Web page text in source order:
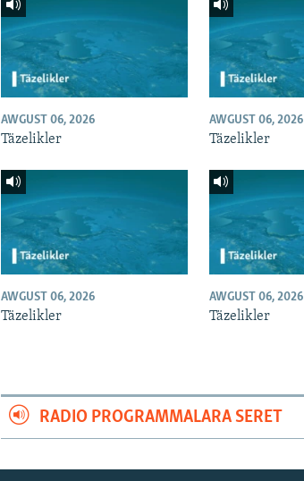
AWGUST 06, 2026
Täzelikler
AWGUST 06, 2026
Täzelikler
AWGUST 06, 2026
Täzelikler
AWGUST 06, 2026
Täzelikler
RADIO PROGRAMMALARA SERET